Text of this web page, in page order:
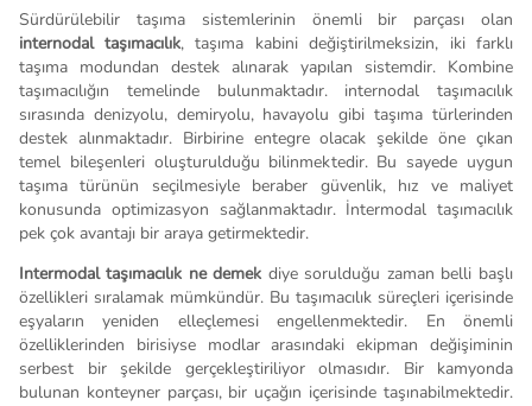
Sürdürülebilir taşıma sistemlerinin önemli bir parçası olan
internodal taşımacılık, taşıma kabini değiştirilmeksizin, iki farklı
taşıma modundan destek alınarak yapılan sistemdir. Kombine
taşımacılığın temelinde bulunmaktadır. internodal taşımacılık
sırasında denizyolu, demiryolu, havayolu gibi taşıma türlerinden
destek alınmaktadır. Birbirine entegre olacak şekilde öne çıkan
temel bileşenleri oluşturulduğu bilinmektedir. Bu sayede uygun
taşıma türünün seçilmesiyle beraber güvenlik, hız ve maliyet
konusunda optimizasyon sağlanmaktadır. İntermodal taşımacılık
pek çok avantajı bir araya getirmektedir.
Intermodal taşımacılık ne demek diye sorulduğu zaman belli başlı
özellikleri sıralamak mümkündür. Bu taşımacılık süreçleri içerisinde
eşyaların yeniden elleçlemesi engellenmektedir. En önemli
özelliklerinden birisiyse modlar arasındaki ekipman değişiminin
serbest bir şekilde gerçekleştiriliyor olmasıdır. Bir kamyonda
bulunan konteyner parçası, bir uçağın içerisinde taşınabilmektedir.